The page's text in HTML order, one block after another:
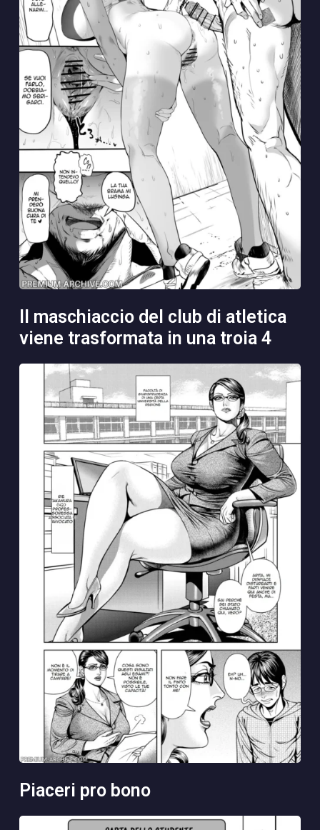
il maschiaccio del club di atletica
viene trasformata in una troia 4
piaceri pro bono